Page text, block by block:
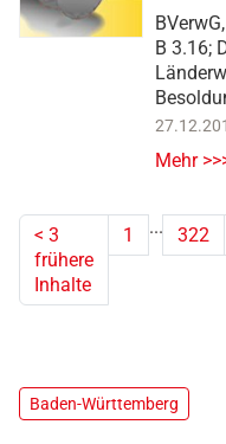
B 3.16;
Mehr
< 3
frühere
Inhalte
1 ... 322
Baden-Württemberg